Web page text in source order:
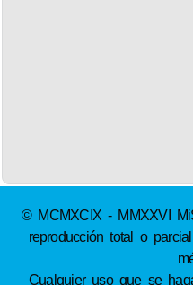
© MCMXCIX - MMXXVI
reproducción total o
Cualquier uso que se